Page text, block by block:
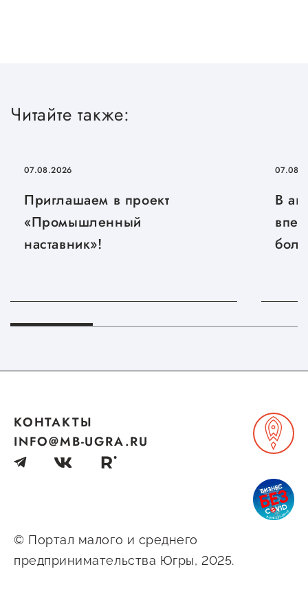
Читайте также:
07.08.2026
Приглашаем в проект
«Промышленный
наставник»!
В
© Портал малого и среднего
предпринимательства Югры, 2025.
КОНТАКТЫ
INFO@MB-UGRA.RU